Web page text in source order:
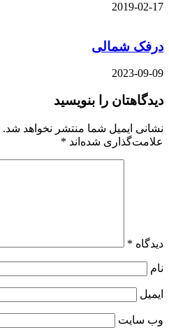
2019-02-17
درفک شمالی
2023-09-09
دیدگاهتان را بنویسید
نشانی ایمیل شما منتشر نخواهد شد.
علامت‌گذاری شده‌اند *
دیدگاه *
نام
ایمیل
وب‌ سایت